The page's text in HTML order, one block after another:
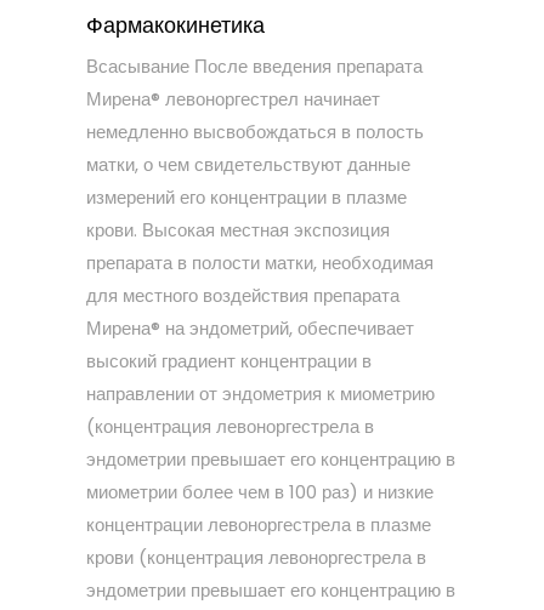
Фармакокинетика
Всасывание После введения препарата
Мирена® левоноргестрел начинает
немедленно высвобождаться в полость
матки, о чем свидетельствуют данные
измерений его концентрации в плазме
крови. Высокая местная экспозиция
препарата в полости матки, необходимая
для местного воздействия препарата
Мирена® на эндометрий, обеспечивает
высокий градиент концентрации в
направлении от эндометрия к миометрию
(концентрация левоноргестрела в
эндометрии превышает его концентрацию в
миометрии более чем в 100 раз) и низкие
концентрации левоноргестрела в плазме
крови (концентрация левоноргестрела в
эндометрии превышает его концентрацию в